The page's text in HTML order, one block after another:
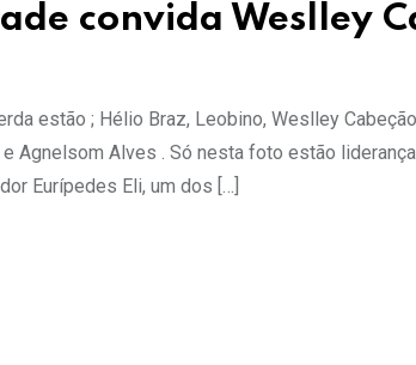
convida Weslley
estão ; Hélio Braz, Leobino, Weslley
Agnelsom Alves . Só nesta foto estão
Eurípedes Eli, um dos […]